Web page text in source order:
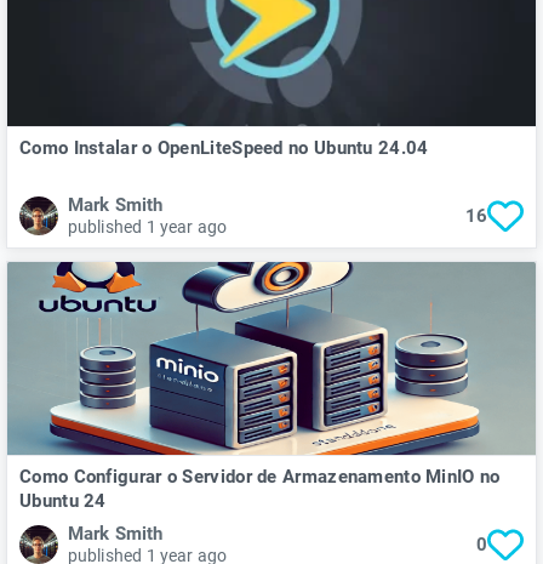
Como Instalar o OpenLiteSpeed no Ubuntu 24.04
Mark Smith
published 1 year ago
16
Como Configurar o Servidor de Armazenamento MinIO no
Ubuntu 24
Mark Smith
published 1 year ago
0